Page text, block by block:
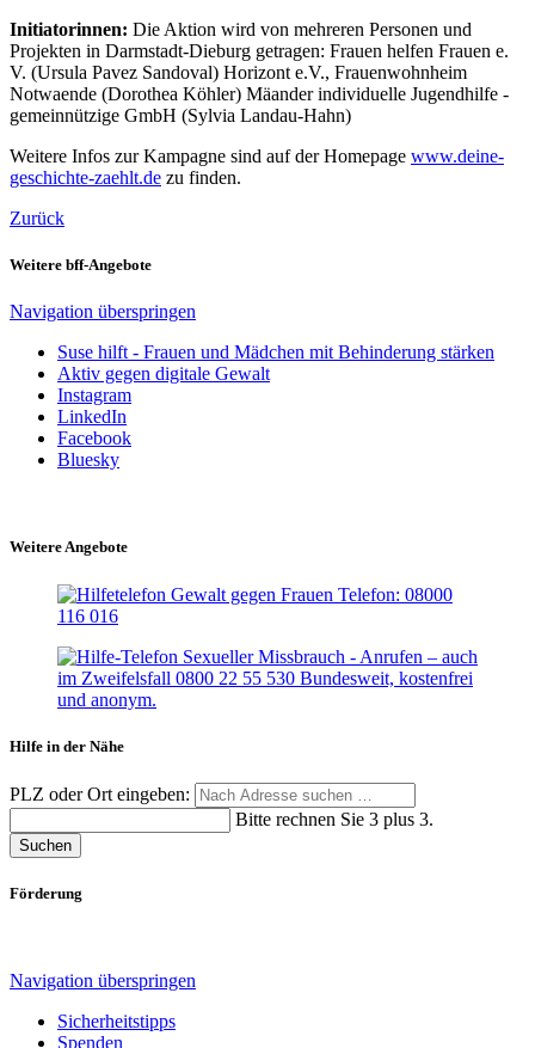
Initiatorinnen: Die Aktion wird von mehreren Personen und
Projekten in Darmstadt-Dieburg getragen: Frauen helfen Frauen e.
V. (Ursula Pavez Sandoval) Horizont e.V., Frauenwohnheim
Notwaende (Dorothea Köhler) Mäander individuelle Jugendhilfe -
gemeinnützige GmbH (Sylvia Landau-Hahn)
Weitere Infos zur Kampagne sind auf der Homepage www.deine-
geschichte-zaehlt.de zu finden.
Zurück
Weitere bff-Angebote
Navigation überspringen
Suse hilft - Frauen und Mädchen mit Behinderung stärken
Aktiv gegen digitale Gewalt
Instagram
LinkedIn
Facebook
Bluesky
Weitere Angebote
Hilfe in der Nähe
PLZ oder Ort eingeben:
Bitte rechnen Sie 3 plus 3.
Suchen
Förderung
Navigation überspringen
Sicherheitstipps
Spenden